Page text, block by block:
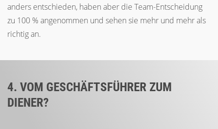
anders entschieden, haben aber die Team-Entscheidung
zu 100 % angenommen und sehen sie mehr und mehr als
richtig an.
4. VOM GESCHÄFTSFÜHRER ZUM
DIENER?